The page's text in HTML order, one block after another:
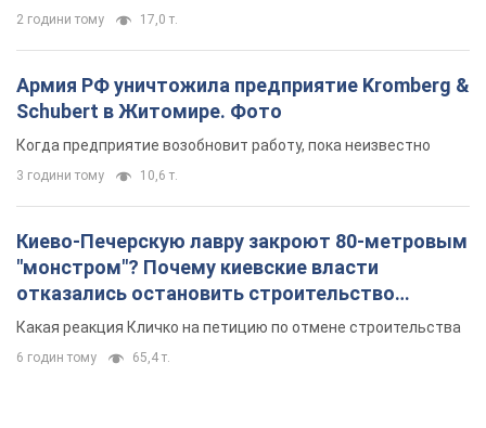
2 години тому 17,0 т.
Армия РФ уничтожила предприятие Kromberg &
Schubert в Житомире. Фото
Когда предприятие возобновит работу, пока неизвестно
3 години тому 10,6 т.
Киево-Печерскую лавру закроют 80-метровым
"монстром"? Почему киевские власти
отказались остановить строительство
небоскреба "московского верующего"
Какая реакция Кличко на петицию по отмене строительства
6 годин тому 65,4 т.